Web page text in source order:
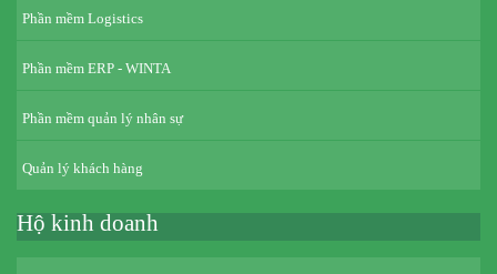
Phần mềm Logistics
Phần mềm ERP - WINTA
Phần mềm quản lý nhân sự
Quản lý khách hàng
Hộ kinh doanh